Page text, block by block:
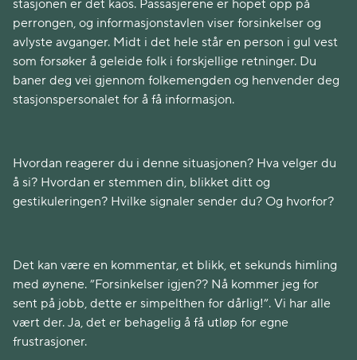
stasjonen er det kaos. Passasjerene er hopet opp på
perrongen, og informasjonstavlen viser forsinkelser og
avlyste avganger. Midt i det hele står en person i gul vest
som forsøker å geleide folk i forskjellige retninger. Du
baner deg vei gjennom folkemengden og henvender deg
stasjonspersonalet for å få informasjon.
Hvordan reagerer du i denne situasjonen? Hva velger du
å si? Hvordan er stemmen din, blikket ditt og
gestikuleringen? Hvilke signaler sender du? Og hvorfor?
Det kan være en kommentar, et blikk, et sekunds himling
med øynene. ”Forsinkelser igjen?? Nå kommer jeg for
sent på jobb, dette er simpelthen for dårlig!”. Vi har alle
vært der. Ja, det er behagelig å få utløp for egne
frustrasjoner.